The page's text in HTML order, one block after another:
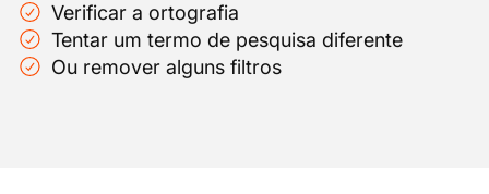
Verificar a ortografia
Tentar um termo de pesquisa diferente
Ou remover alguns filtros